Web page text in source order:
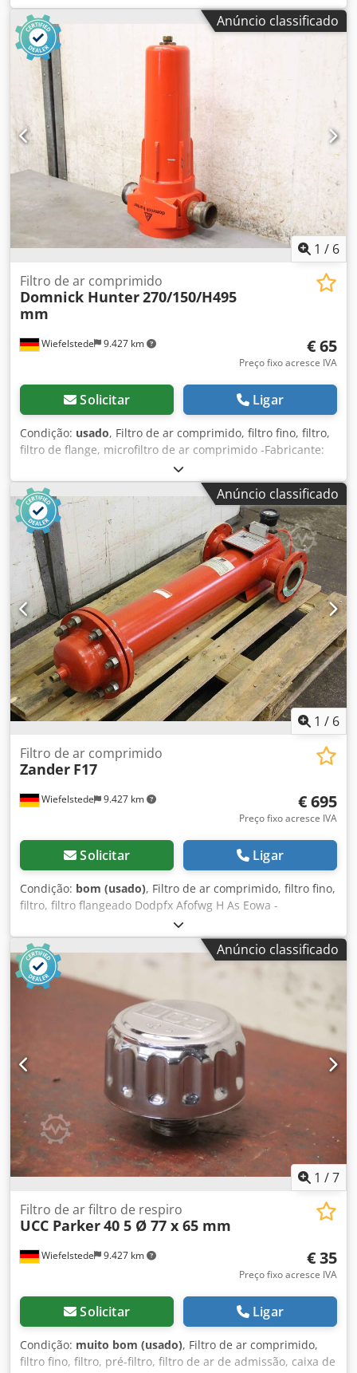
OL-AK 30 -Pressão: máx. 250 PSI / 17 bar -dimensão:
550/430/H470 mm -Peso: 19 kg Dwodpfekahk Ssx Af Eea
Anúncio classificado
1 / 6
Wiefelstede 9.427 km
Filtro de ar comprimido
Domnick Hunter270/150/H495
mm
€ 65
Preço fixo acresce IVA
Solicitar Ligar
Condição: usado, Filtro de ar comprimido, filtro fino, filtro,
filtro de flange, microfiltro de ar comprimido -Fabricante:
Domnick Hunter, filtro de ar comprimido -Tipo:
infelizmente não há designação exacta do tipo -
Dimensões: ver fotos -Dimensões: 270/150/H495 mm -Peso:
7 kg Dwsdpfx Aoq Av Upsf Eoa
Anúncio classificado
1 / 6
Wiefelstede 9.427 km
Filtro de ar comprimido
Zander F17
€ 695
Preço fixo acresce IVA
Solicitar Ligar
Condição: bom (usado), Filtro de ar comprimido, filtro fino,
filtro, filtro flangeado Dodpfx Afofwg H As Eowa -
Fabricante: Zander, filtro flangeado tipo F17 -Tipo de filtro:
F 17 XA D 1ª etapa/elemento filtrante 3075 X -Capacidade:
20 litros -Pressão máxima de operação: 16 bar -Conexão:
DN 80 -Preço: por unidade -Quantidade: 1 unidade -
Dimensões: 380/300/H1170 mm -Peso: 72 kg
Anúncio classificado
1 /7
Wiefelstede 9.427 km
Filtro de ar filtro de respiro
UCC Parker40 5 Ø 77 x 65 mm
€ 35
Preço fixo acresce IVA
Solicitar Ligar
Condição: muito bom (usado), Filtro de ar comprimido,
filtro fino, filtro, pré-filtro, filtro de ar de admissão, caixa de